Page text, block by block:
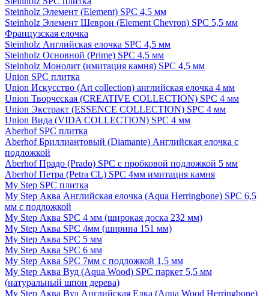
Steinholz Элемент (Element) SPC 4,5 мм
Steinholz Элемент Шеврон (Element Chevron) SPC 5,5 мм
Французская елочка
Steinholz Английская елочка SPC 4,5 мм
Steinholz Основной (Prime) SPC 4,5 мм
Steinholz Монолит (имитация камня) SPC 4,5 мм
Union SPC плитка
Union Искусство (Art collection) английская елочка 4 мм
Union Творческая (CREATIVE COLLECTION) SPC 4 мм
Union Экстракт (ESSENCE COLLECTION) SPC 4 мм
Union Вида (VIDA COLLECTION) SPC 4 мм
Aberhof SPC плитка
Aberhof Бриллиантовый (Diamante) Английская елочка с
подложкой
Aberhof Прадо (Prado) SPC с пробковой подложкой 5 мм
Aberhof Петра (Petra CL) SPC 4мм имитация камня
My Step SPC плитка
My Step Аква Английская елочка (Aqua Herringbone) SPC 6,5
мм с подложкой
My Step Аква SPC 4 мм (широкая доска 232 мм)
My Step Аква SPC 4мм (ширина 151 мм)
My Step Аква SPC 5 мм
My Step Аква SPC 6 мм
My Step Аква SPC 7мм c подложкой 1,5 мм
My Step Аква Вуд (Aqua Wood) SPC паркет 5,5 мм
(натуральный шпон дерева)
My Step Аква Вуд Английская Елка (Aqua Wood Herringbone)